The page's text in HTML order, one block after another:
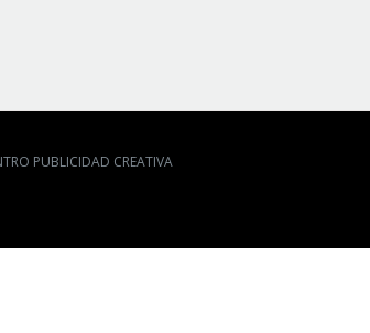
PUBLICIDAD CREATIVA